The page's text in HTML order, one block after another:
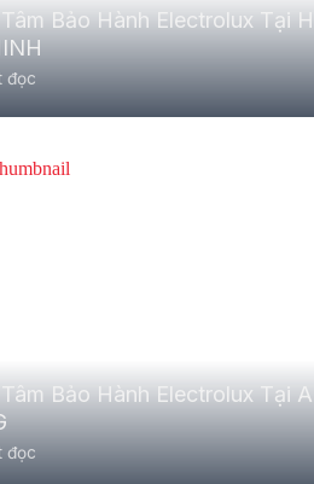
Bảo Hành Electrolux Tại
đọc
Bảo Hành Electrolux Tại
đọc